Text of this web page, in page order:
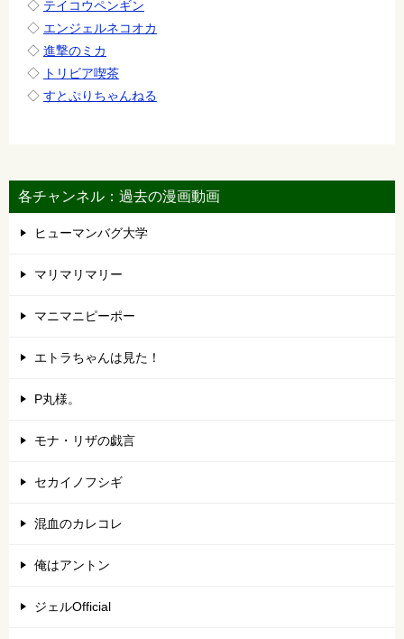
◇ テイコウペンギン
◇ エンジェルネコオカ
◇ 進撃のミカ
◇ トリビア喫茶
◇ すとぷりちゃんねる
各チャンネル：過去の漫画動画
ヒューマンバグ大学
マリマリマリー
マニマニピーポー
エトラちゃんは見た！
P丸様。
モナ・リザの戯言
セカイノフシギ
混血のカレコレ
俺はアントン
ジェルOfficial